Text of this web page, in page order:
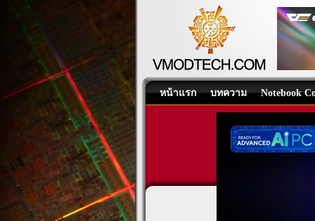
หน้าแรก บทความ Notebook